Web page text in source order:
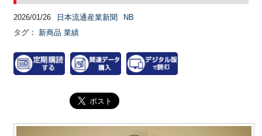
2026/01/26 日本流通産業新聞
NB
タグ：
新商品 業績